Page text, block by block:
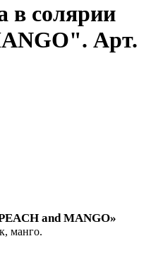
в солярии
Арт.
and MANGO»
манго.